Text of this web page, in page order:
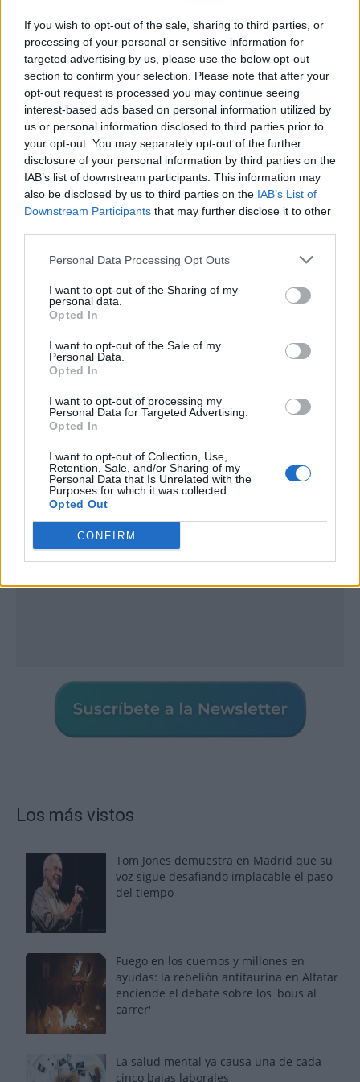
If you wish to opt-out of the sale, sharing to third parties, or
processing of your personal or sensitive information for
targeted advertising by us, please use the below opt-out
section to confirm your selection. Please note that after your
opt-out request is processed you may continue seeing
interest-based ads based on personal information utilized by
us or personal information disclosed to third parties prior to
your opt-out. You may separately opt-out of the further
disclosure of your personal information by third parties on the
IAB’s list of downstream participants. This information may
also be disclosed by us to third parties on the IAB’s List of
Downstream Participants that may further disclose it to other
Personal Data Processing Opt Outs
I want to opt-out of the Sharing of my
personal data.
Opted In
I want to opt-out of the Sale of my
Personal Data.
Opted In
I want to opt-out of processing my
Personal Data for Targeted Advertising.
Opted In
I want to opt-out of Collection, Use,
Retention, Sale, and/or Sharing of my
Personal Data that Is Unrelated with the
Purposes for which it was collected.
Opted Out
CONFIRM
volver a Primera
estoy un poco
decepcionado"
Los más vistos
Tom Jones demuestra en Madrid que su
voz sigue desafiando implacable el paso
del tiempo
Fuego en los cuernos y millones en
ayudas: la rebelión antitaurina en Alfafar
enciende el debate sobre los 'bous al
carrer'
La salud mental ya causa una de cada
cinco bajas laborales